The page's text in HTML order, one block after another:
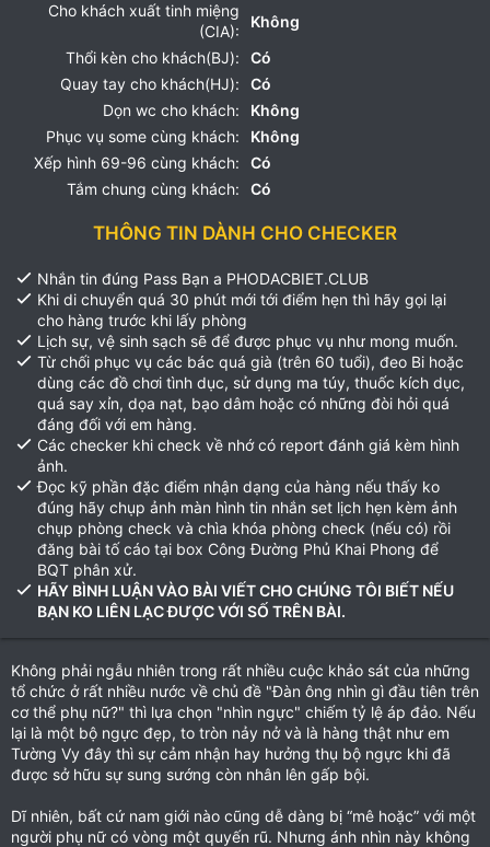
Cho khách xuất tinh miệng
(CIA):
Không
Thổi kèn cho khách(BJ):
Có
Quay tay cho khách(HJ):
Có
Dọn wc cho khách:
Không
Phục vụ some cùng khách:
Không
Xếp hình 69-96 cùng khách:
Có
Tắm chung cùng khách:
Có
THÔNG TIN DÀNH CHO CHECKER
Nhắn tin đúng Pass Bạn a PHODACBIET.CLUB
Khi di chuyển quá 30 phút mới tới điểm hẹn thì hãy gọi lại
cho hàng trước khi lấy phòng
Lịch sự, vệ sinh sạch sẽ để được phục vụ như mong muốn.
Từ chối phục vụ các bác quá già (trên 60 tuổi), đeo Bi hoặc
dùng các đồ chơi tình dục, sử dụng ma túy, thuốc kích dục,
quá say xỉn, dọa nạt, bạo dâm hoặc có những đòi hỏi quá
đáng đối với em hàng.
Các checker khi check về nhớ có report đánh giá kèm hình
ảnh.
Đọc kỹ phần đặc điểm nhận dạng của hàng nếu thấy ko
đúng hãy chụp ảnh màn hình tin nhắn set lịch hẹn kèm ảnh
chụp phòng check và chìa khóa phòng check (nếu có) rồi
đăng bài tố cáo tại box Công Đường Phủ Khai Phong để
BQT phân xử.
HÃY BÌNH LUẬN VÀO BÀI VIẾT CHO CHÚNG TÔI BIẾT NẾU
BẠN KO LIÊN LẠC ĐƯỢC VỚI SỐ TRÊN BÀI.
Không phải ngẫu nhiên trong rất nhiều cuộc khảo sát của những
tổ chức ở rất nhiều nước về chủ đề "Đàn ông nhìn gì đầu tiên trên
cơ thể phụ nữ?" thì lựa chọn "nhìn ngực" chiếm tỷ lệ áp đảo. Nếu
lại là một bộ ngực đẹp, to tròn nảy nở và là hàng thật như em
Tường Vy đây thì sự cảm nhận hay hưởng thụ bộ ngực khi đã
được sở hữu sự sung sướng còn nhân lên gấp bội.
Dĩ nhiên, bất cứ nam giới nào cũng dễ dàng bị “mê hoặc” với một
người phụ nữ có vòng một quyến rũ. Nhưng ánh nhìn này không